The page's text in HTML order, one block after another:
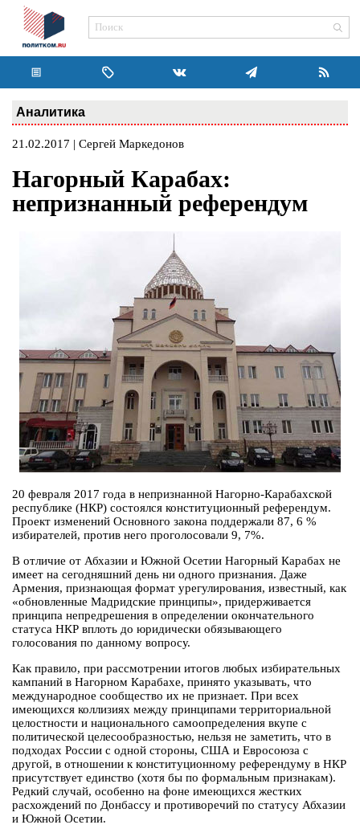
Аналитика
21.02.2017 | Сергей Маркедонов
Нагорный Карабах:
непризнанный референдум
20 февраля 2017 года в непризнанной Нагорно-Карабахской
республике (НКР) состоялся конституционный референдум.
Проект изменений Основного закона поддержали 87, 6 %
избирателей, против него проголосовали 9, 7%.
В отличие от Абхазии и Южной Осетии Нагорный Карабах не
имеет на сегодняшний день ни одного признания. Даже
Армения, признающая формат урегулирования, известный, как
«обновленные Мадридские принципы», придерживается
принципа непредрешения в определении окончательного
статуса НКР вплоть до юридически обязывающего
голосования по данному вопросу.
Как правило, при рассмотрении итогов любых избирательных
кампаний в Нагорном Карабахе, принято указывать, что
международное сообщество их не признает. При всех
имеющихся коллизиях между принципами территориальной
целостности и национального самоопределения вкупе с
политической целесообразностью, нельзя не заметить, что в
подходах России с одной стороны, США и Евросоюза с
другой, в отношении к конституционному референдуму в НКР
присутствует единство (хотя бы по формальным признакам).
Редкий случай, особенно на фоне имеющихся жестких
расхождений по Донбассу и противоречий по статусу Абхазии
и Южной Осетии.